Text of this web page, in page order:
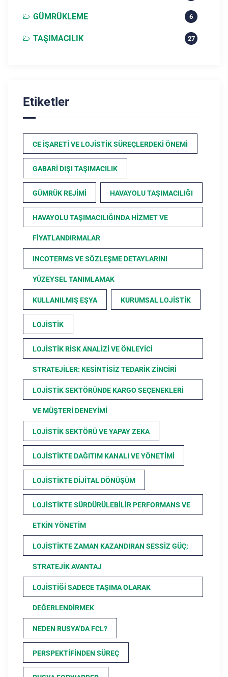
GÜMRÜKLEME 6
TAŞIMACILIK 27
Etiketler
CE İŞARETI VE LOJISTIK SÜREÇLERDEKI ÖNEMI
GABARI DIŞI TAŞIMACILIK
GÜMRÜK REJIMI HAVAYOLU TAŞIMACILIĞI
HAVAYOLU TAŞIMACILIĞINDA HIZMET VE
FIYATLANDIRMALAR
INCOTERMS VE SÖZLEŞME DETAYLARINI
YÜZEYSEL TANIMLAMAK
KULLANILMIŞ EŞYA KURUMSAL LOJISTIK
LOJISTIK
LOJISTIK RISK ANALIZI VE ÖNLEYICI
STRATEJILER: KESINTISIZ TEDARIK ZINCIRI
LOJISTIK SEKTÖRÜNDE KARGO SEÇENEKLERI
VE MÜŞTERI DENEYIMI
LOJISTIK SEKTÖRÜ VE YAPAY ZEKA
LOJISTIKTE DAĞITIM KANALI VE YÖNETIMI
LOJISTIKTE DIJITAL DÖNÜŞÜM
LOJISTIKTE SÜRDÜRÜLEBILIR PERFORMANS VE
ETKIN YÖNETIM
LOJISTIKTE ZAMAN KAZANDIRAN SESSIZ GÜÇ;
STRATEJIK AVANTAJ
LOJISTIĞI SADECE TAŞIMA OLARAK
DEĞERLENDIRMEK
NEDEN RUSYA’DA FCL?
PERSPEKTIFINDEN SÜREÇ